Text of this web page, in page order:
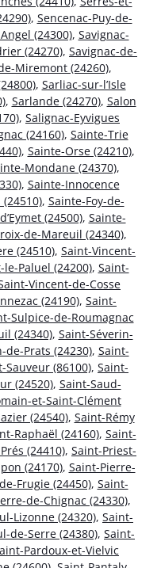
, Sencenac-Puy-de-
(24300), Savignac-
(24270), Savignac-de-
Miremont (24260),
, Sarliac-sur-l’Isle
, Sarlande (24270), Salon
, Salignac-Eyvigues
(24160), Sainte-Trie
, Sainte-Orse (24210),
Mondane (24370),
, Sainte-Innocence
, Sainte-Foy-de-
(24500), Sainte-
de-Mareuil (24340),
(24510), Saint-Vincent-
Paluel (24200), Saint-
Vincent-de-Cosse
(24190), Saint-
Sulpice-de-Roumagnac
(24340), Saint-Séverin-
de-Prats (24230), Saint-
Sauveur (86100), Saint-
(24520), Saint-Saud-
et-Saint-Clément
(24540), Saint-Rémy
Raphaël (24160), Saint-
(24410), Saint-Priest-
(24170), Saint-Pierre-
Frugie (24450), Saint-
de-Chignac (24330),
Lizonne (24320), Saint-
de-Serre (24380), Saint-
Pardoux-et-Vielvic